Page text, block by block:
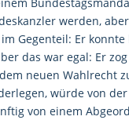
werden,
Gegenteil: Er
das war egal: Er
neuen Wahlrecht
würde von
von einem